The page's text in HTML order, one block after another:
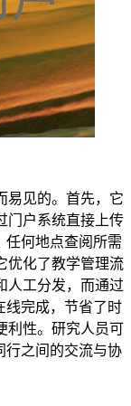
易见的。首先，它
门户系统直接上传
任何地点查阅所需
优化了教学管理流
人工分发，而通过
线完成，节省了时
利性。研究人员可
行之间的交流与协